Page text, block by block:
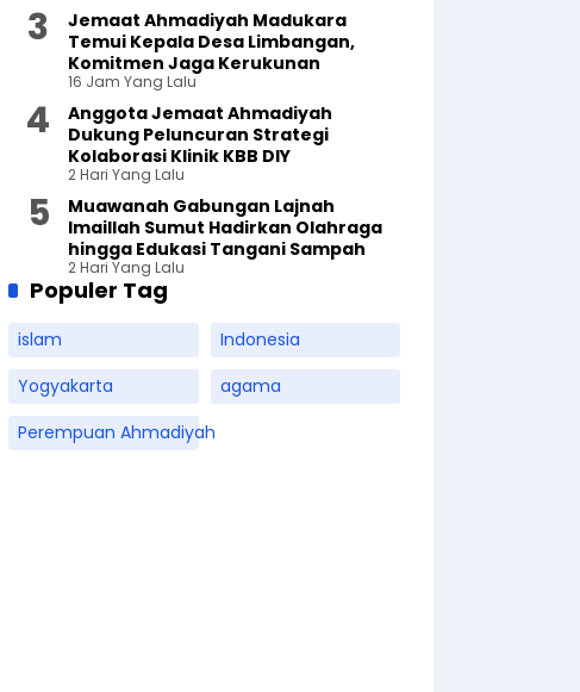
Jemaat Ahmadiyah Madukara
Temui Kepala Desa Limbangan,
Komitmen Jaga Kerukunan
16 Jam Yang Lalu
Anggota Jemaat Ahmadiyah
Dukung Peluncuran Strategi
Kolaborasi Klinik KBB DIY
2 Hari Yang Lalu
Muawanah Gabungan Lajnah
Imaillah Sumut Hadirkan Olahraga
hingga Edukasi Tangani Sampah
2 Hari Yang Lalu
Populer Tag
islam
Indonesia
Yogyakarta
agama
Perempuan Ahmadiyah